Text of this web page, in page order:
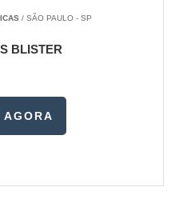
/ SÃO PAULO - SP
BLISTER
AGORA